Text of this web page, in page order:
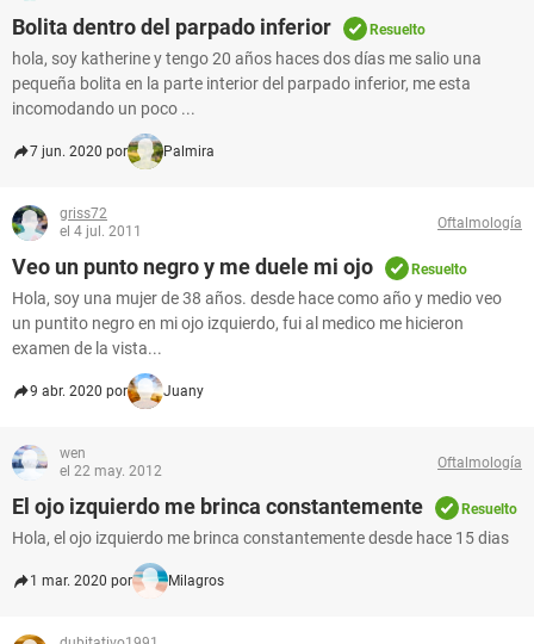
Bolita dentro del parpado inferior Resuelto
hola, soy katherine y tengo 20 años haces dos días me salio una
pequeña bolita en la parte interior del parpado inferior, me esta
incomodando un poco ...
7 jun. 2020 por Palmira
griss72
el 4 jul. 2011
Oftalmología
Veo un punto negro y me duele mi ojo Resuelto
Hola, soy una mujer de 38 años. desde hace como año y medio veo
un puntito negro en mi ojo izquierdo, fui al medico me hicieron
examen de la vista...
9 abr. 2020 por Juany
wen
el 22 may. 2012
Oftalmología
El ojo izquierdo me brinca constantemente Resuelto
Hola, el ojo izquierdo me brinca constantemente desde hace 15 dias
1 mar. 2020 por Milagros